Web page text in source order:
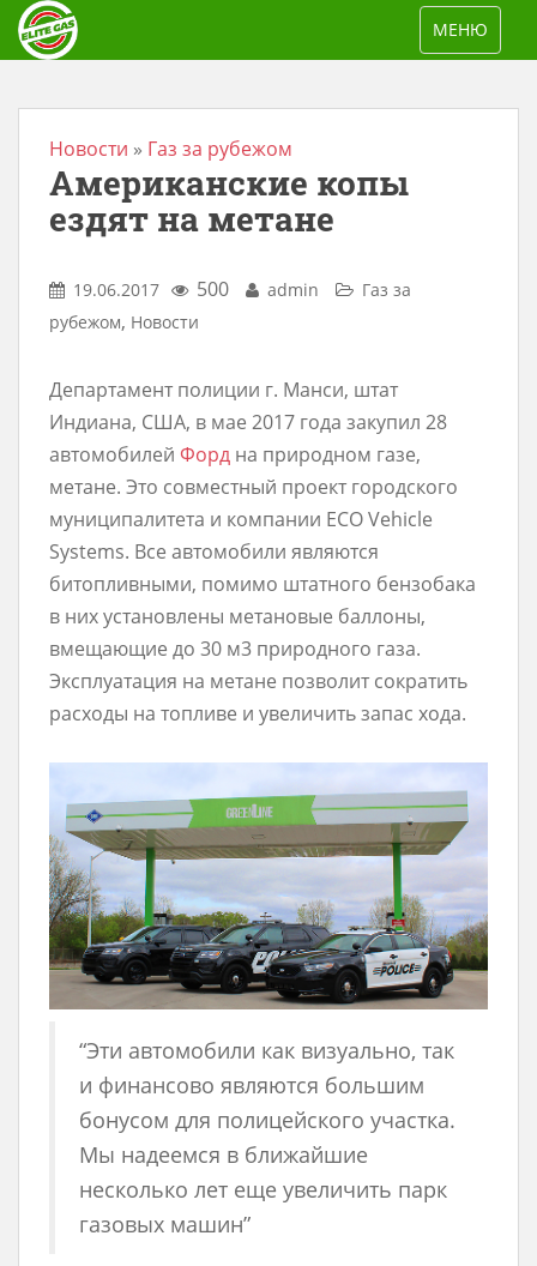
TOGGLE
МЕНЮ
Новости » Газ за рубежом
Американские копы
ездят на метане
19.06.2017 500 admin
Газ за
рубежом, Новости
Департамент полиции г. Манси, штат
Индиана, США, в мае 2017 года закупил 28
автомобилей Форд на природном газе,
метане. Это совместный проект городского
муниципалитета и компании ECO Vehicle
Systems. Все автомобили являются
битопливными, помимо штатного бензобака
в них установлены метановые баллоны,
вмещающие до 30 м3 природного газа.
Эксплуатация на метане позволит сократить
расходы на топливе и увеличить запас хода.
“Эти автомобили как визуально, так
и финансово являются большим
бонусом для полицейского участка.
Мы надеемся в ближайшие
несколько лет еще увеличить парк
газовых машин”